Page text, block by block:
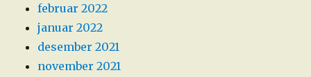
februar 2022
januar 2022
desember 2021
november 2021